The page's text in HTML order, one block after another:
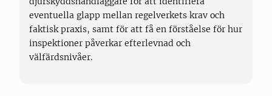
eventuella glapp mellan regelverkets krav och
faktisk praxis, samt för att få en förståelse för hur
inspektioner påverkar efterlevnad och
välfärdsnivåer.